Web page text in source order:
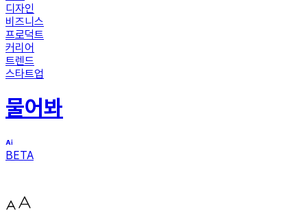
디자인
비즈니스
프로덕트
커리어
트렌드
스타트업
물어봐
BETA